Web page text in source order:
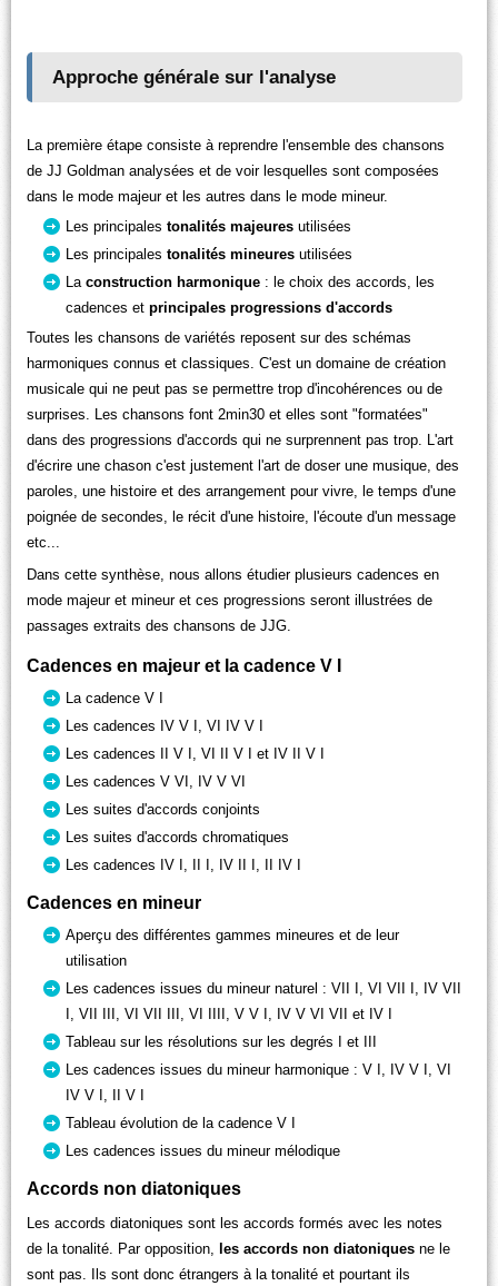
Approche générale sur l'analyse
La première étape consiste à reprendre l'ensemble des chansons
de JJ Goldman analysées et de voir lesquelles sont composées
dans le mode majeur et les autres dans le mode mineur.
Les principalestonalités majeures utilisées
Les principalestonalités mineures utilisées
Laconstruction harmonique : le choix des accords, les
cadences etprincipales progressions d'accords
Toutes les chansons de variétés reposent sur des schémas
harmoniques connus et classiques. C'est un domaine de création
musicale qui ne peut pas se permettre trop d'incohérences ou de
surprises. Les chansons font 2min30 et elles sont "formatées"
dans des progressions d'accords qui ne surprennent pas trop. L'art
d'écrire une chason c'est justement l'art de doser une musique, des
paroles, une histoire et des arrangement pour vivre, le temps d'une
poignée de secondes, le récit d'une histoire, l'écoute d'un message
etc...
Dans cette synthèse, nous allons étudier plusieurs cadences en
mode majeur et mineur et ces progressions seront illustrées de
passages extraits des chansons de JJG.
Cadences en majeur et la cadence V I
La cadence V I
Les cadences IV V I, VI IV V I
Les cadences II V I, VI II V I et IV II V I
Les cadences V VI, IV V VI
Les suites d'accords conjoints
Les suites d'accords chromatiques
Les cadences IV I, II I, IV II I, II IV I
Cadences en mineur
Aperçu des différentes gammes mineures et de leur
utilisation
Les cadences issues du mineur naturel : VII I, VI VII I, IV VII
I, VII III, VI VII III, VI IIII, V V I, IV V VI VII et IV I
Tableau sur les résolutions sur les degrés I et III
Les cadences issues du mineur harmonique : V I, IV V I, VI
IV V I, II V I
Tableau évolution de la cadence V I
Les cadences issues du mineur mélodique
Accords non diatoniques
Les accords diatoniques sont les accords formés avec les notes
de la tonalité. Par opposition, les accords non diatoniques ne le
sont pas. Ils sont donc étrangers à la tonalité et pourtant ils